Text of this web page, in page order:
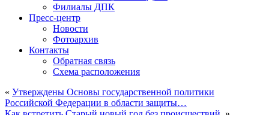
Филиалы ДПК
Пресс-центр
Новости
Фотоархив
Контакты
Обратная связь
Схема расположения
« Утверждены Основы государственной политики
Российской Федерации в области защиты…